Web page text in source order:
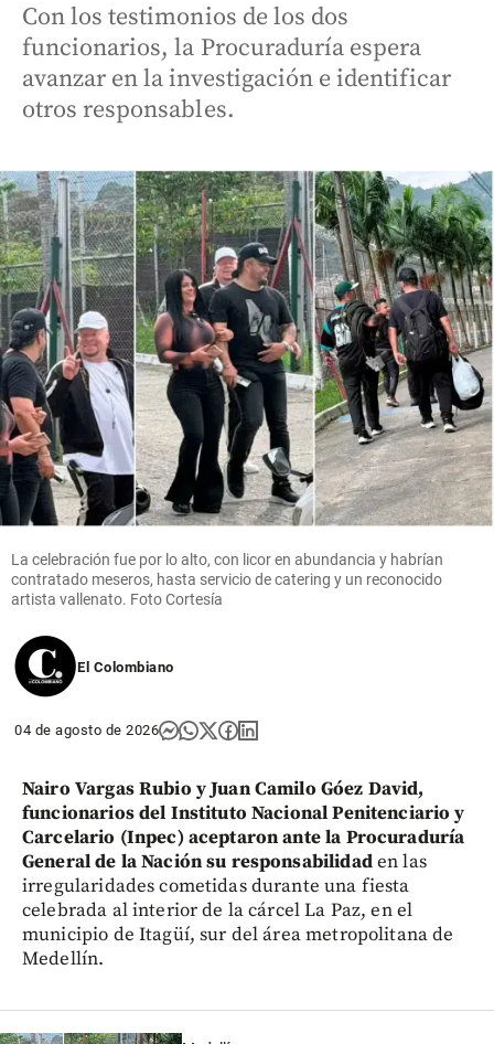
Con los testimonios de los dos
funcionarios, la Procuraduría espera
avanzar en la investigación e identificar
otros responsables.
La celebración fue por lo alto, con licor en abundancia y habrían
contratado meseros, hasta servicio de catering y un reconocido
artista vallenato. Foto Cortesía
El Colombiano
04 de agosto de 2026
Nairo Vargas Rubio y Juan Camilo Góez David,
funcionarios del Instituto Nacional Penitenciario y
Carcelario (Inpec) aceptaron ante la Procuraduría
General de la Nación su responsabilidaden las
irregularidades cometidas durante una fiesta
celebrada al interior de la cárcel La Paz, en el
municipio de Itagüí, sur del área metropolitana de
Medellín.